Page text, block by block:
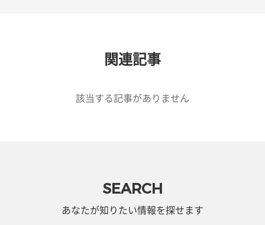
関連記事
該当する記事がありません
SEARCH
あなたが知りたい情報を探せます